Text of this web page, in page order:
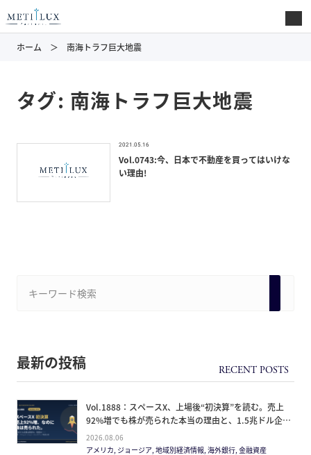
ホーム 南海トラフ巨大地震
タグ: 南海トラフ巨大地震
2021.05.16
Vol.0743:今、日本で不動産を買ってはいけな
い理由!
最新の投稿
Vol.1888：スペースX、上場後“初決算”を読む。売上
92%増でも株が売られた本当の理由と、1.5兆ドル企業
の買い方。
2026.08.06
アメリカ, ジョージア, 地域別経済情報, 海外銀行, 金融資産